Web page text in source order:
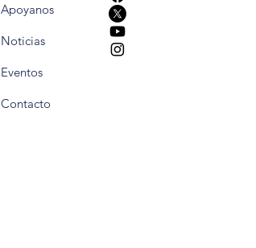
Apoyanos
Noticias
Eventos
Contacto